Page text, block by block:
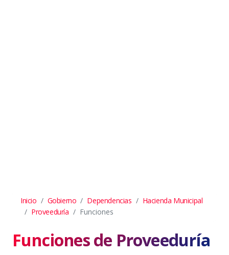
Inicio Gobierno Dependencias
Hacienda Municipal
Proveeduría
Funciones
Funciones de Proveeduría